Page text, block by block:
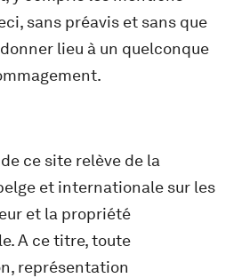
sans préavis et sans que
lieu à un quelconque
de ce site relève de la
et internationale sur les
et la propriété
A ce titre, toute
représentation